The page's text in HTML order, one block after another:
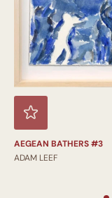
AEGEAN BATHERS #3
ADAM LEEF